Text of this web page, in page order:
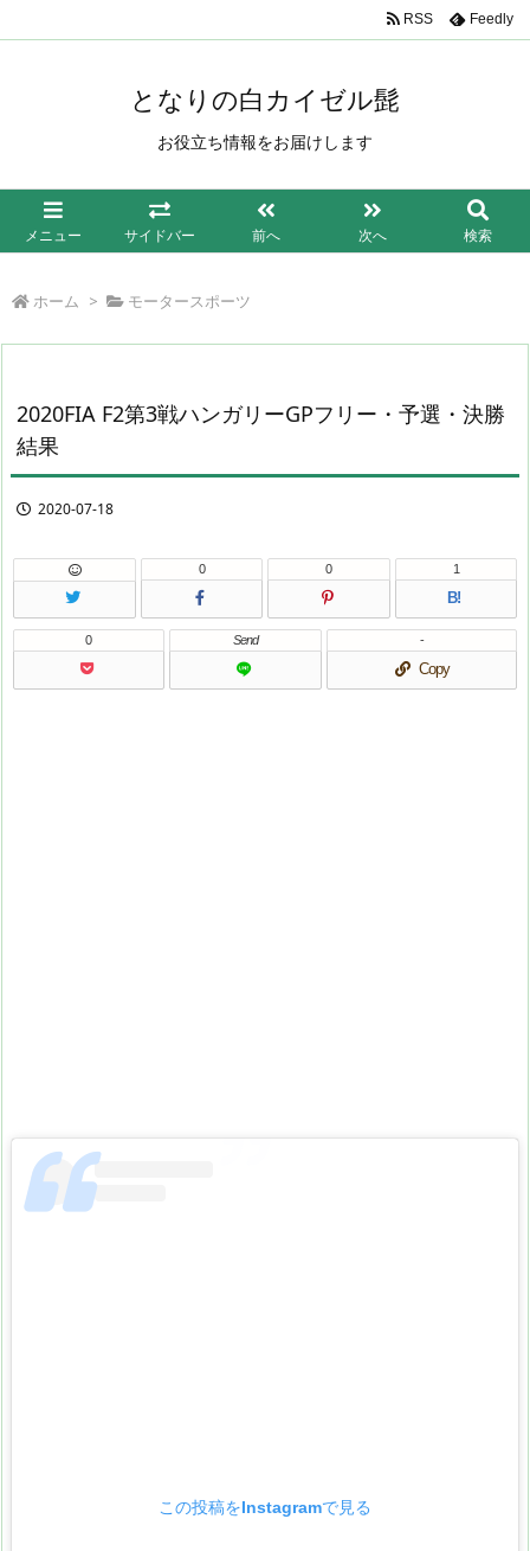
となりの白カイゼル髭
お役立ち情報をお届けします
メニュー サイドバー 前へ 次へ 検索
RSS Feedly
ホーム > モータースポーツ
2020FIA F2第3戦ハンガリーGPフリー・予選・決勝
結果
2020-07-18
0 0
B!
1
0 Send
Copy
-
この投稿をInstagramで見る